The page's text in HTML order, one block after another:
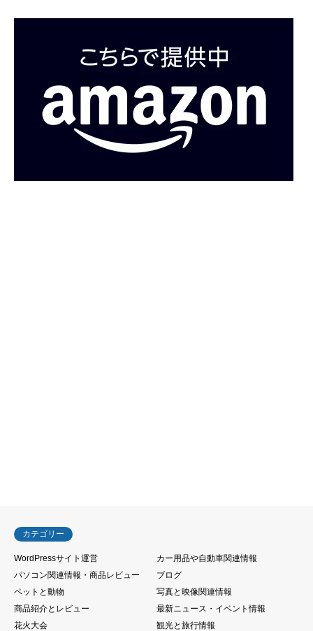
カテゴリー
WordPressサイト運営
カー用品や自動車関連情報
パソコン関連情報・商品レビュー
ブログ
ペットと動物
写真と映像関連情報
商品紹介とレビュー
最新ニュース・イベント情報
花火大会
観光と旅行情報